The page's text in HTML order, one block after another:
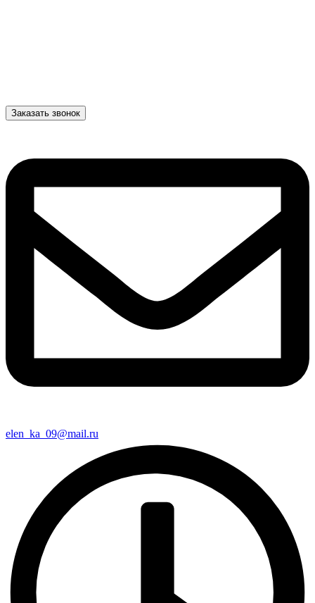
Заказать звонок
elen_ka_09@mail.ru